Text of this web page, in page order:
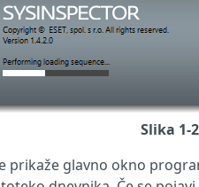
Slika 1-2
prikaže glavno okno